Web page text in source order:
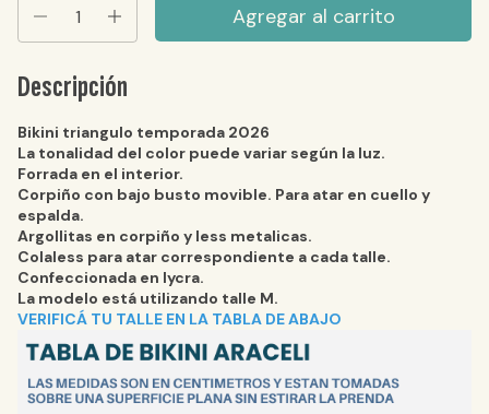
Descripción
Bikini triangulo temporada 2026
La tonalidad del color puede variar según la luz.
Forrada en el interior.
Corpiño con bajo busto movible. Para atar en cuello y
espalda.
Argollitas en corpiño y less metalicas.
Colaless para atar correspondiente a cada talle.
Confeccionada en lycra.
La modelo está utilizando talle M.
VERIFICÁ TU TALLE EN LA TABLA DE ABAJO